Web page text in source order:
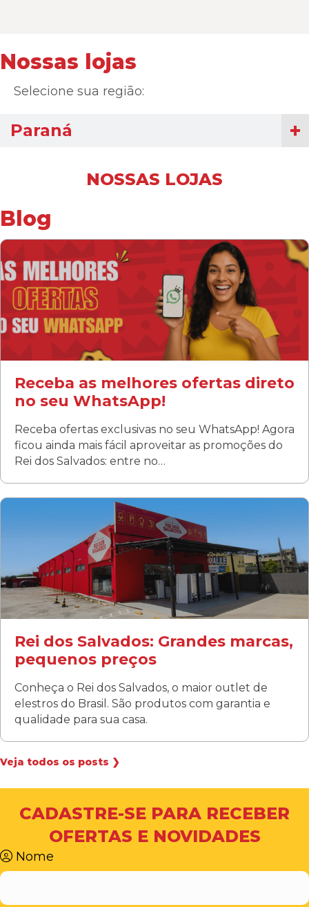
Nossas lojas
Selecione sua região:
Paraná
Fanny
Rua Albino Beatriz, 100 - Fanny, Curitiba –PR
Segunda a sábado: 09h00 às 19h00
Domingo: FECHADA
ÚLTIMOS DIAS DE LIQUIDAÇÃO!
(41) 3411-1754
(41) 99249-4620
NOSSAS LOJAS
Blog
Receba as melhores ofertas direto
no seu WhatsApp!
Receba ofertas exclusivas no seu WhatsApp! Agora
ficou ainda mais fácil aproveitar as promoções do
Rei dos Salvados: entre no…
Rei dos Salvados: Grandes marcas,
pequenos preços
Conheça o Rei dos Salvados, o maior outlet de
elestros do Brasil. São produtos com garantia e
qualidade para sua casa.
Veja todos os posts ❯
CADASTRE-SE PARA RECEBER
OFERTAS E NOVIDADES
Nome